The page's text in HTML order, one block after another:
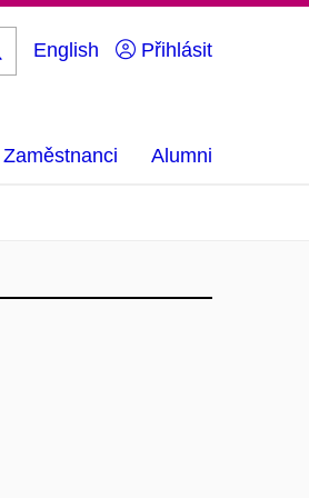
English Přihlásit
Zaměstnanci Alumni